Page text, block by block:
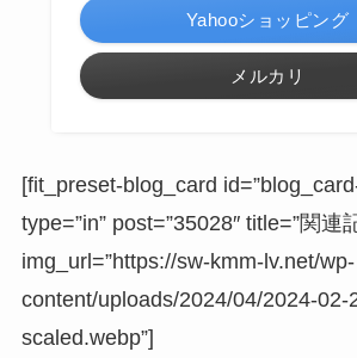
Yahooショッピング
メルカリ
[fit_preset-blog_card
type=”in” post=”35028″ title=”関連
img_url=”https://sw-kmm-lv.net/wp-
content/uploads/2024/04/2024-02-
scaled.webp”]